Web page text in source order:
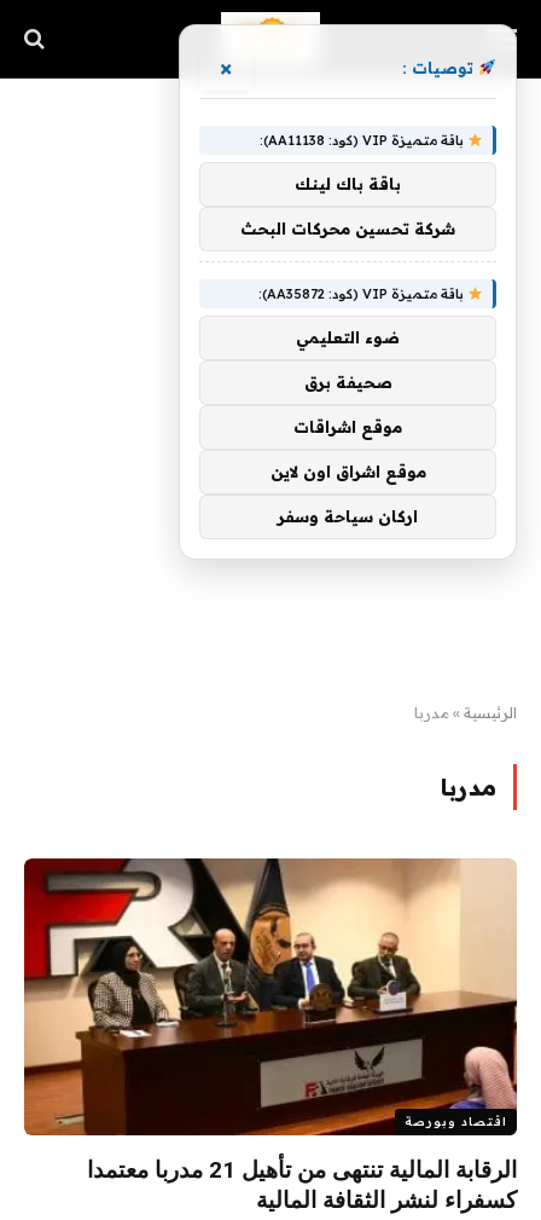
الرئيسية » مدربا
مدربا
اقتصاد وبورصة
الرقابة المالية تنتهى من تأهيل 21 مدربا معتمدا
كسفراء لنشر الثقافة المالية
توصيات : ×
باقة متميزة VIP (كود: AA11138):
باقة باك لينك
شركة تحسين محركات البحث
باقة متميزة VIP (كود: AA35872):
ضوء التعليمي
صحيفة برق
موقع اشراقات
موقع اشراق اون لاين
اركان سياحة وسفر